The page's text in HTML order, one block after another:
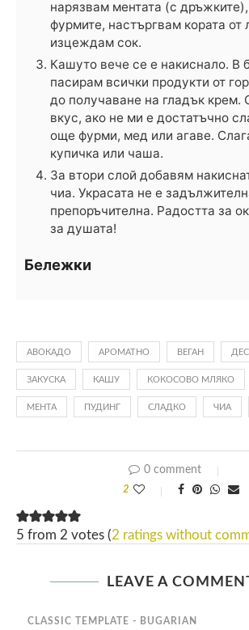
нарязвам ментата (с
фурмите, настъргвам кората от
изцеждам сок.
Кашуто вече се е накиснало. В
пасирам всички продукти от
до получаване на гладък крем.
вкус, ако не ми е достатъчно
още фурми, мед или агаве.
купичка или чаша.
За втори слой добавям
чиа. Украсата не е
препоръчителна. Радостта за
за душата!
Бележки
АВОКАДО АРОМАТНО ВЕГАН
ЗАКУСКА КАШУ КОКОСОВО МЛЯКО
МЕНТА ПУДИНГ СЛАДКО ЧИА
0 comment
2
5 from 2 votes (2 ratings without
LEAVE A
CLASSIC TEMPLATE - BUGARIAN